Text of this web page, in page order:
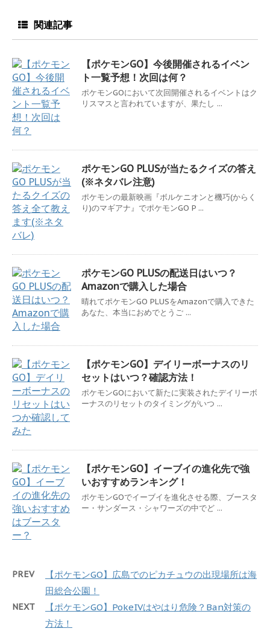
関連記事
【ポケモンGO】今後開催されるイベン
ト一覧予想！次回は何？
ポケモンGOにおいて次回開催されるイベントはク
リスマスと言われていますが、果たし ...
ポケモンGO PLUSが当たるクイズの答え
(※ネタバレ注意)
ポケモンの最新映画『ボルケニオンと機巧(からく
り)のマギアナ』でポケモンGO P ...
ポケモンGO PLUSの配送日はいつ？
Amazonで購入した場合
晴れてポケモンGO PLUSをAmazonで購入できた
あなた、本当におめでとうご ...
【ポケモンGO】デイリーボーナスのリ
セットはいつ？確認方法！
ポケモンGOにおいて新たに実装されたデイリーボ
ーナスのリセットのタイミングがいつ ...
【ポケモンGO】イーブイの進化先で強
いおすすめランキング！
ポケモンGOでイーブイを進化させる際、ブースタ
ー・サンダース・シャワーズの中でど ...
PREV
【ポケモンGO】広島でのピカチュウの出現場所は海
田総合公園！
NEXT
【ポケモンGO】PokeIVはやはり危険？Ban対策の
方法！